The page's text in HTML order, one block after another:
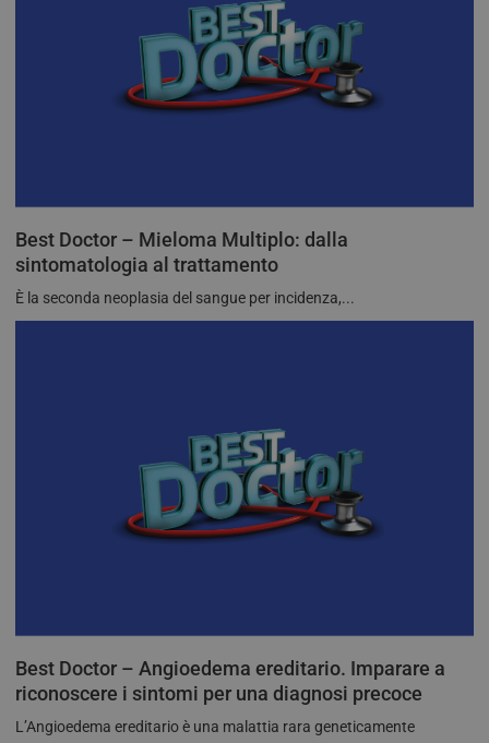
Best Doctor – Mieloma Multiplo: dalla
sintomatologia al trattamento
È la seconda neoplasia del sangue per incidenza,...
Best Doctor – Angioedema ereditario. Imparare a
riconoscere i sintomi per una diagnosi precoce
L’Angioedema ereditario è una malattia rara geneticamente